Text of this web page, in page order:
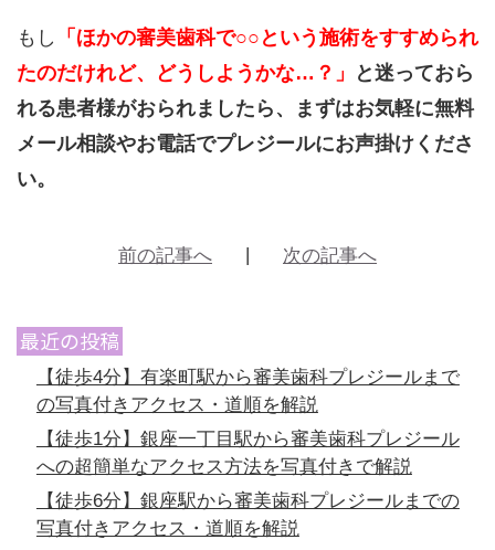
もし
「ほかの審美歯科で○○という施術をすすめられ
たのだけれど、どうしようかな…？」
と迷っておら
れる患者様がおられましたら、まずはお気軽に無料
メール相談やお電話でプレジールにお声掛けくださ
い。
前の記事へ 次の記事へ
最近の投稿
【徒歩4分】有楽町駅から審美歯科プレジールまで
の写真付きアクセス・道順を解説
【徒歩1分】銀座一丁目駅から審美歯科プレジール
への超簡単なアクセス方法を写真付きで解説
【徒歩6分】銀座駅から審美歯科プレジールまでの
写真付きアクセス・道順を解説